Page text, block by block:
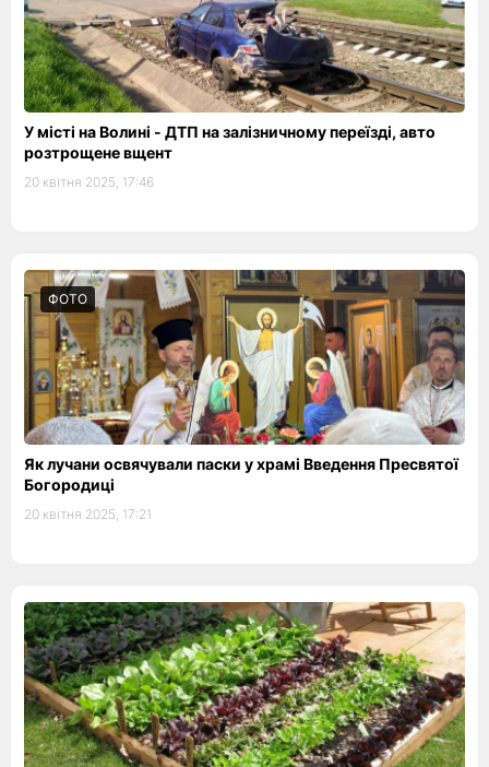
У місті на Волині - ДТП на залізничному переїзді, авто
розтрощене вщент
20 квітня 2025, 17:46
ФОТО
Як лучани освячували паски у храмі Введення Пресвятої
Богородиці
20 квітня 2025, 17:21